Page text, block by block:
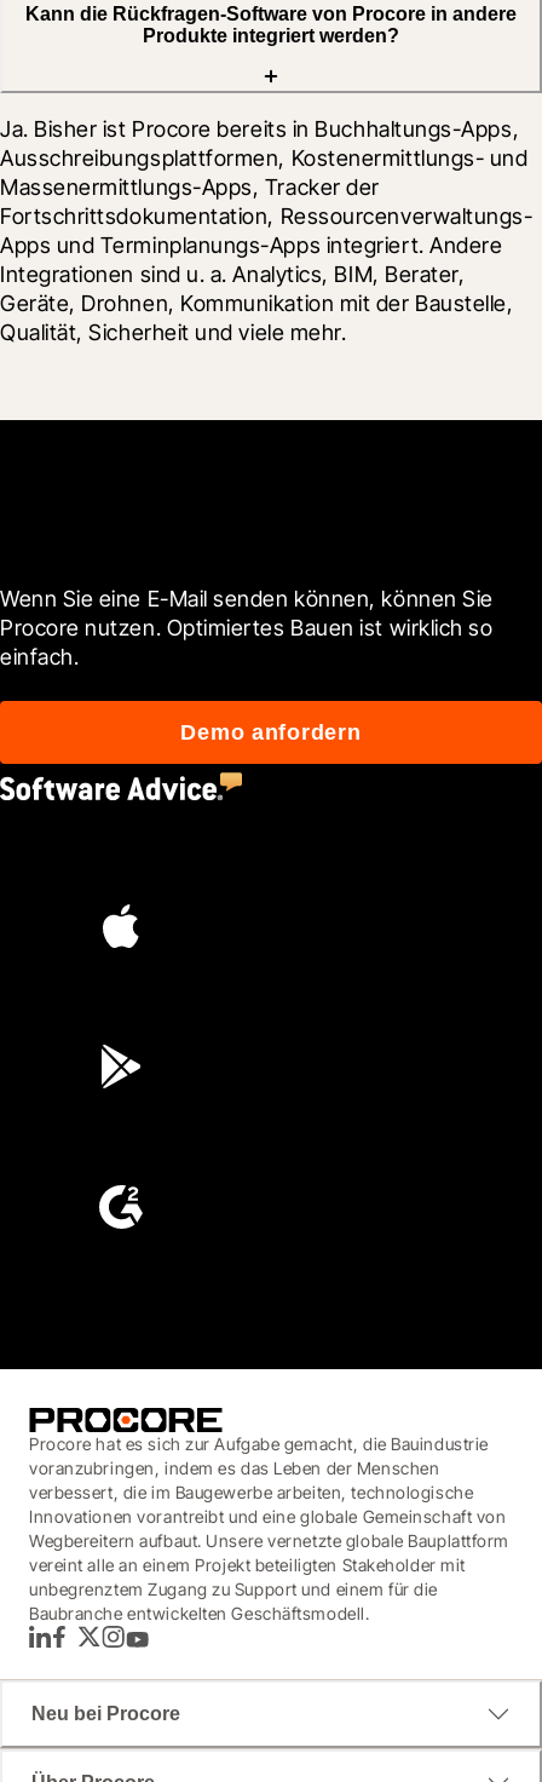
Kann die Rückfragen-Software von Procore in andere
Produkte integriert werden?
Ja. Bisher ist Procore bereits in Buchhaltungs-Apps,
Ausschreibungsplattformen, Kostenermittlungs- und
Massenermittlungs-Apps, Tracker der
Fortschrittsdokumentation, Ressourcenverwaltungs-
Apps und Terminplanungs-Apps integriert. Andere
Integrationen sind u. a. Analytics, BIM, Berater,
Geräte, Drohnen, Kommunikation mit der Baustelle,
Qualität, Sicherheit und viele mehr.
Wenn Sie eine E-Mail senden können, können Sie
Procore nutzen. Optimiertes Bauen ist wirklich so
einfach.
Demo anfordern
Procore hat es sich zur Aufgabe gemacht, die Bauindustrie
voranzubringen, indem es das Leben der Menschen
verbessert, die im Baugewerbe arbeiten, technologische
Innovationen vorantreibt und eine globale Gemeinschaft von
Wegbereitern aufbaut. Unsere vernetzte globale Bauplattform
vereint alle an einem Projekt beteiligten Stakeholder mit
unbegrenztem Zugang zu Support und einem für die
Baubranche entwickelten Geschäftsmodell.
LinkedInFacebook
TwitterInstagram
YouTube
Neu bei Procore